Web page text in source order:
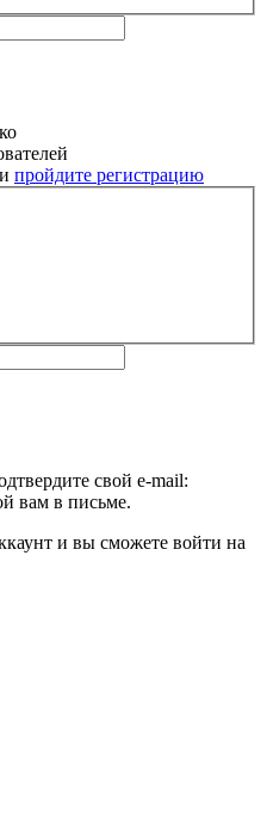
пройдите регистрацию
свой e-mail:
вам в письме.
и вы сможете войти на